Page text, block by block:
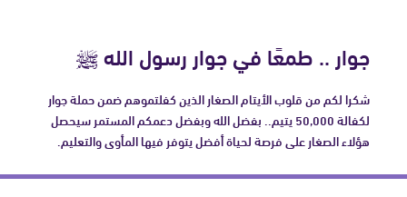
جوار .. طمعًا في جوار رسول الله ﷺ
شكرا لكم من قلوب الأيتام الصغار الذين كفلتموهم ضمن حملة جوار
لكفالة 50,000 يتيم.. بفضل الله وبفضل دعمكم المستمر سيحصل
هؤلاء الصغار على فرصة لحياة أفضل يتوفر فيها المأوى والتعليم.